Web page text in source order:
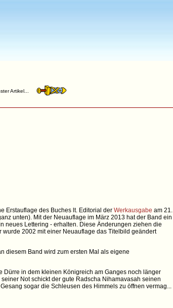
Artikel...
Erstauflage des Buches lt. Editorial der Werkausgabe am 21.
unten). Mit der Neuauflage im März 2013 hat der Band ein
neues Lettering - erhalten. Diese Änderungen ziehen die
wurde 2002 mit einer Neuauflage das Titelbild geändert
diesem Band wird zum ersten Mal als eigene
Dürre in dem kleinen Königreich am Ganges noch länger
Not schickt der gute Radscha Nihamavasah seinen
sogar die Schleusen des Himmels zu öffnen vermag...